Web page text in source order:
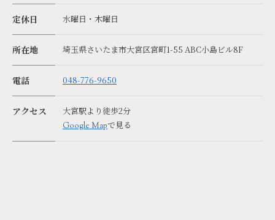
定休日 水曜日・木曜日
所在地 埼玉県さいたま市大宮区宮町1-55 ABC小島ビル8F
電話 048-776-9650
アクセス 大宮駅より徒歩2分
Google Mapで見る